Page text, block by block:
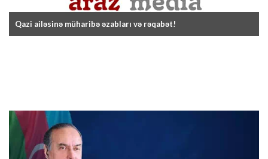
Qazi ailəsinə müharibə əzabları və rəqabət!